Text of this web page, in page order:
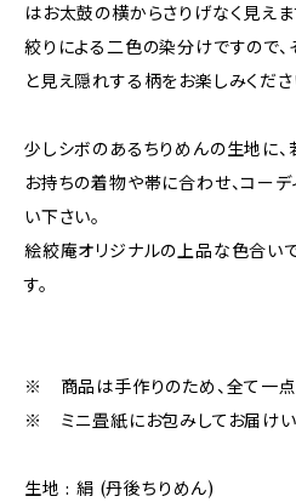
はお太鼓の横からさりげなく見えま
絞りによる二色の染分けですので
と見え隠れする柄をお楽しみくださ
少しシボのあるちりめんの生地に、
お持ちの着物や帯に合わせ、コーデ
い下さい。
絵絞庵オリジナルの上品な色合い
す。
※ 商品は手作りのため、全て一点
※ ミニ畳紙にお包みしてお届けい
生地 : 絹 (丹後ちりめん)